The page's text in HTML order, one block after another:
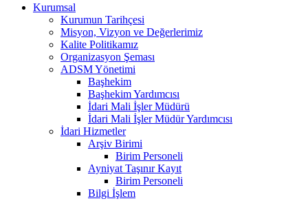
Kurumsal
Kurumun Tarihçesi
Misyon, Vizyon ve Değerlerimiz
Kalite Politikamız
Organizasyon Şeması
ADSM Yönetimi
Başhekim
Başhekim Yardımcısı
İdari Mali İşler Müdürü
İdari Mali İşler Müdür Yardımcısı
İdari Hizmetler
Arşiv Birimi
Birim Personeli
Ayniyat Taşınır Kayıt
Birim Personeli
Bilgi İşlem